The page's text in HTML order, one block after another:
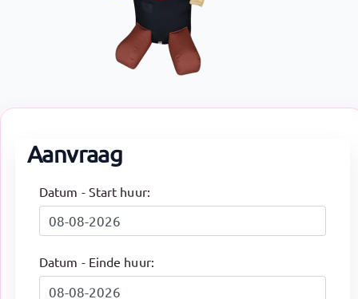
Aanvraag
Datum - Start huur:
Datum - Einde huur: